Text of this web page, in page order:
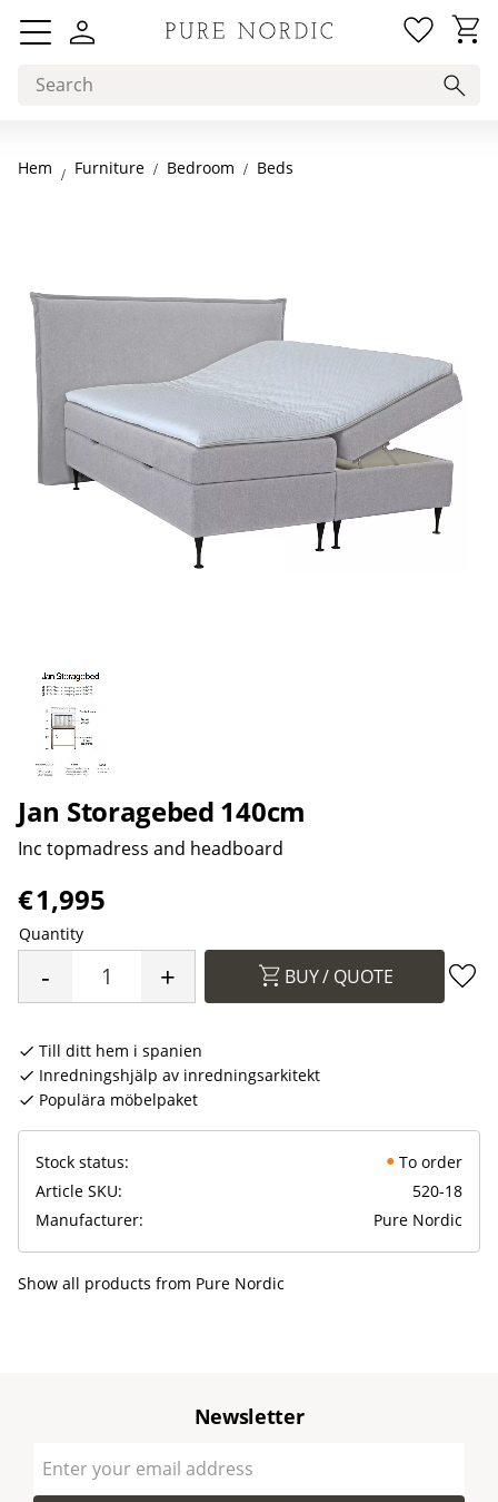
Menu
Basket
Hem Furniture Bedroom Beds
Jan Storagebed 140cm
Inc topmadress and headboard
€1,995
Quantity
+
- BUY
Till ditt hem i spanien
Inredningshjälp av inredningsarkitekt
Populära möbelpaket
Stock status
To order
Article SKU
520-18
Manufacturer
Pure Nordic
Show all products from Pure Nordic
Newsletter